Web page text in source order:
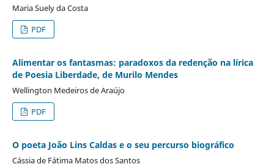
Maria Suely da Costa
PDF
Alimentar os fantasmas: paradoxos da redenção na lírica
de Poesia Liberdade, de Murilo Mendes
Wellington Medeiros de Araújo
PDF
O poeta João Lins Caldas e o seu percurso biográfico
Cássia de Fátima Matos dos Santos